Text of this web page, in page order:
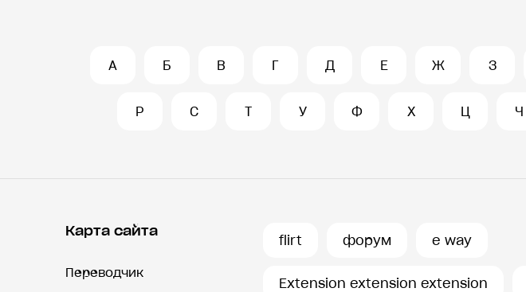
А Б В Г Д Е Ж З
Р С Т У Ф Х Ц Ч
Карта сайта
Переводчик
flirt форум e way
Extension extension extension